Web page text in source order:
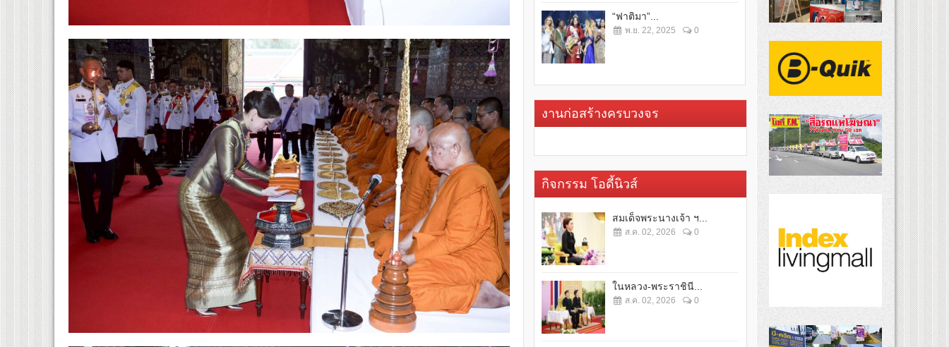
“ฟาติมา”...
พ.ย. 22, 2025 0
งานก่อสร้างครบวงจร
กิจกรรม โอดี้นิวส์
สมเด็จพระนางเจ้า ฯ...
ส.ค. 02, 2026 0
ในหลวง-พระราชินี...
ส.ค. 02, 2026 0